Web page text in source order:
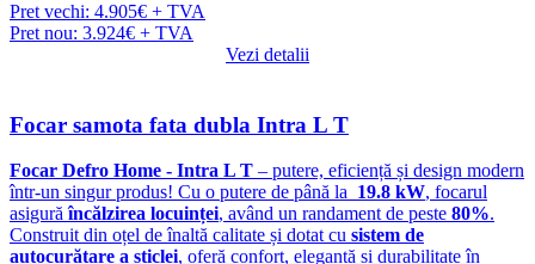
Pret vechi: 4.905€ + TVA
Pret nou: 3.924€ + TVA
Vezi detalii
Focar samota fata dubla Intra L T
Focar Defro Home - Intra L T – putere, eficiență și design modern
într-un singur produs! Cu o putere de până la 19.8 kW, focarul
asigurăîncălzirea locuinței, având un randament de peste 80%.
Construit din oțel de înaltă calitate și dotat cu sistem de
autocurățare a sticlei, oferă confort, eleganță și durabilitate în